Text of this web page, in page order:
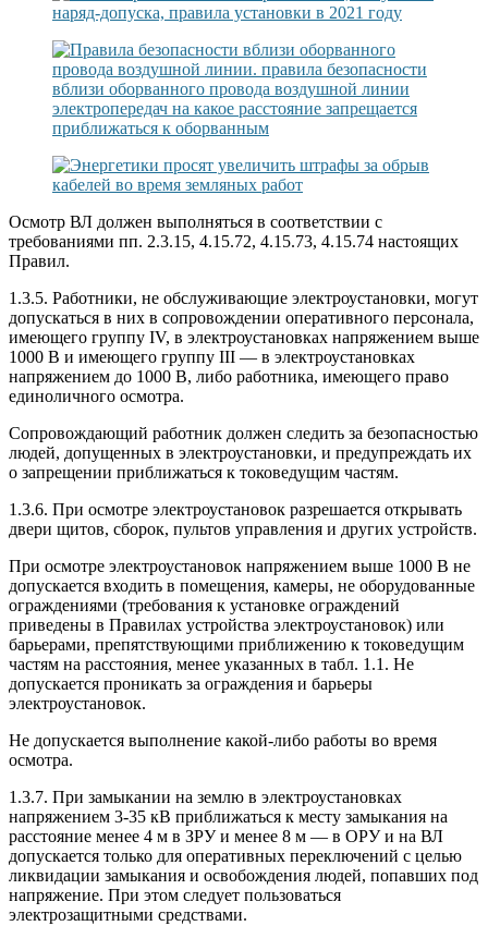
Осмотр ВЛ должен выполняться в соответствии с
требованиями пп. 2.3.15, 4.15.72, 4.15.73, 4.15.74 настоящих
Правил.
1.3.5. Работники, не обслуживающие электроустановки, могут
допускаться в них в сопровождении оперативного персонала,
имеющего группу IV, в электроустановках напряжением выше
1000 В и имеющего группу III — в электроустановках
напряжением до 1000 В, либо работника, имеющего право
единоличного осмотра.
Сопровождающий работник должен следить за безопасностью
людей, допущенных в электроустановки, и предупреждать их
о запрещении приближаться к токоведущим частям.
1.3.6. При осмотре электроустановок разрешается открывать
двери щитов, сборок, пультов управления и других устройств.
При осмотре электроустановок напряжением выше 1000 В не
допускается входить в помещения, камеры, не оборудованные
ограждениями (требования к установке ограждений
приведены в Правилах устройства электроустановок) или
барьерами, препятствующими приближению к токоведущим
частям на расстояния, менее указанных в табл. 1.1. Не
допускается проникать за ограждения и барьеры
электроустановок.
Не допускается выполнение какой-либо работы во время
осмотра.
1.3.7. При замыкании на землю в электроустановках
напряжением 3-35 кВ приближаться к месту замыкания на
расстояние менее 4 м в ЗРУ и менее 8 м — в ОРУ и на ВЛ
допускается только для оперативных переключений с целью
ликвидации замыкания и освобождения людей, попавших под
напряжение. При этом следует пользоваться
электрозащитными средствами.